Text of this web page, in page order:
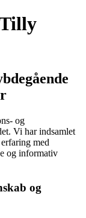
og
Vi har indsamlet
med
og informativ
og